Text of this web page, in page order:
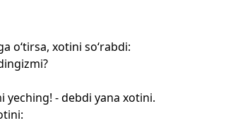
o‘tirsa, xotini so‘rabdi:
- debdi yana xotini.